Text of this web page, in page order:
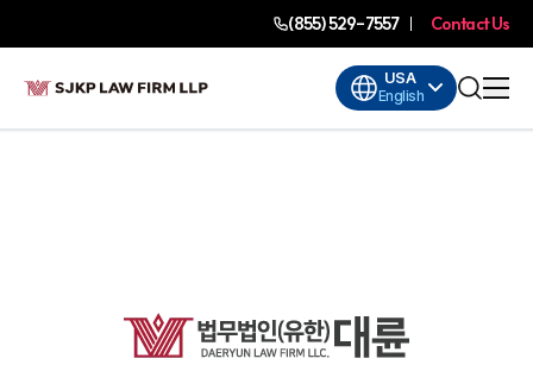
(855) 529-7557 Contact Us
USA
English